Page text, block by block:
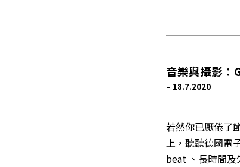
音樂與攝影：
– 18.7.2020
若然你已厭倦了
上，聽聽德國電
beat 、長時間及